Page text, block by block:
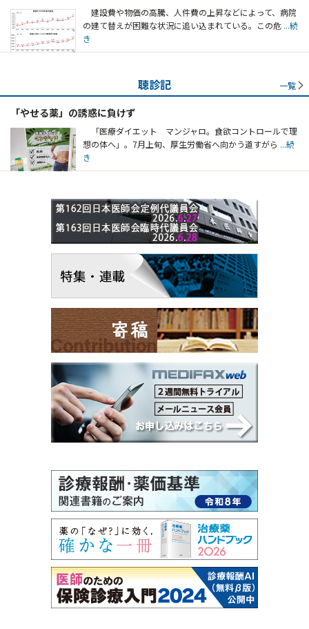
建設費や物価の高騰、人件費の上昇などによって、病院
の建て替えが困難な状況に追い込まれている。この危 ...続
き
聴診記 一覧
「やせる薬」の誘惑に負けず
「医療ダイエット マンジャロ。食欲コントロールで理
想の体へ」。7月上旬、厚生労働省へ向かう道すがら ...続
き